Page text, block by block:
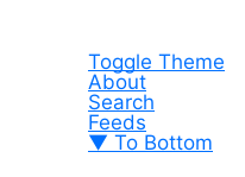
Toggle Theme
About
Search
Feeds
▼ To Bottom